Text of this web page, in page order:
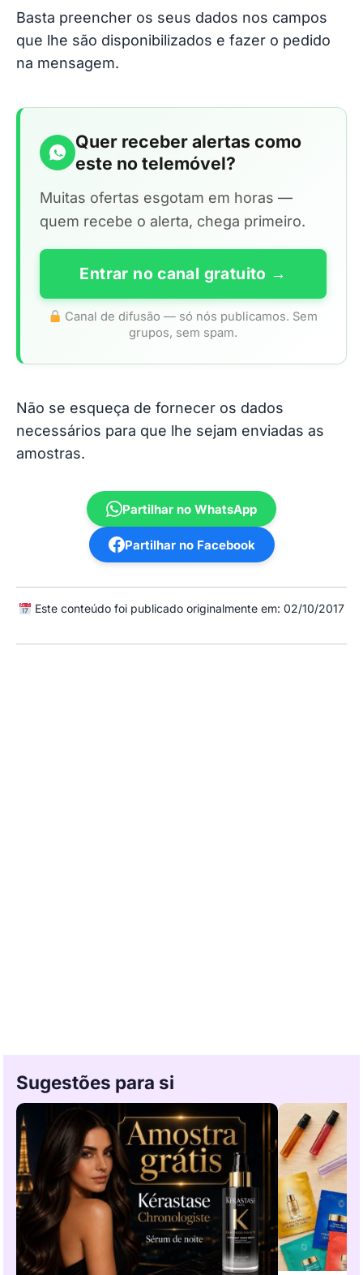
Basta preencher os seus dados nos campos
que lhe são disponibilizados e fazer o pedido
na mensagem.
Quer receber alertas como
este no telemóvel?
Muitas ofertas esgotam em horas —
quem recebe o alerta, chega primeiro.
Entrar no canal gratuito →
Canal de difusão — só nós publicamos. Sem
grupos, sem spam.
Não se esqueça de fornecer os dados
necessários para que lhe sejam enviadas as
amostras.
Partilhar no WhatsApp
Partilhar no Facebook
Este conteúdo foi publicado originalmente em: 02/10/2017
Sugestões para si